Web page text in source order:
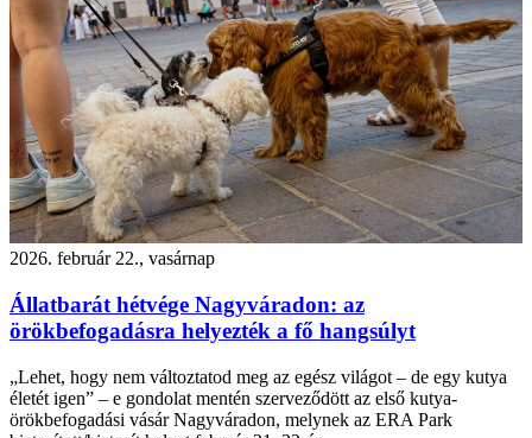
2026. február 22., vasárnap
Állatbarát hétvége Nagyváradon: az
örökbefogadásra helyezték a fő hangsúlyt
„Lehet, hogy nem változtatod meg az egész világot – de egy kutya
életét igen” – e gondolat mentén szerveződött az első kutya-
örökbefogadási vásár Nagyváradon, melynek az ERA Park